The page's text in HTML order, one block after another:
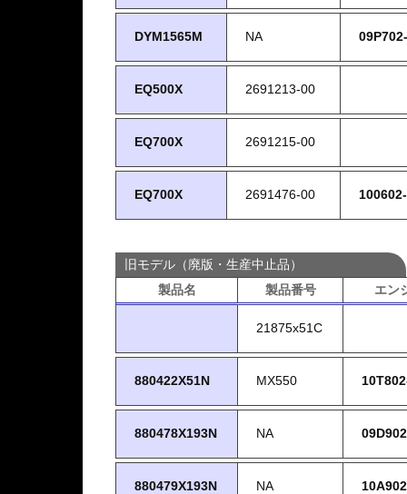
DYM1565M NA
EQ500X 2691213-00
EQ700X 2691215-00
EQ700X 2691476-00
旧モデル（廃版・生産中止品）
製品名
製品番号 エン
21875x51C
880422X51N MX550
880478X193N NA
880479X193N NA